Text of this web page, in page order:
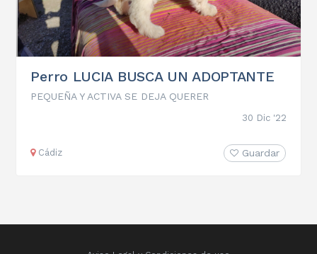
Perro LUCIA BUSCA UN ADOPTANTE
PEQUEÑA Y ACTIVA SE DEJA QUERER
30 Dic '22
Cádiz Guardar